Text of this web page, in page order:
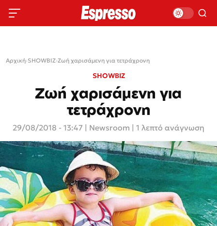
Αρχική›SHOWBIZ›Ζωή χαρισάμενη για τετράχρονη
SHOWBIZ
Ζωή χαρισάμενη για
τετράχρονη
29/08/2018 - 13:47 Newsroom | 1 λεπτό ανάγνωση